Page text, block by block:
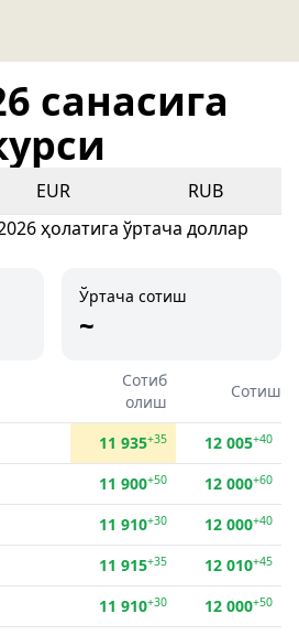
санасига
EUR
RUB
ҳолатига ўртача доллар
Ўртача сотиш
~
Сотиб
олиш
Сотиш
11 935+35 12 005+40
11 900+50 12 000+60
11 910+30 12 000+40
11 915+35 12 010+45
11 910+30 12 000+50